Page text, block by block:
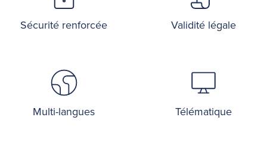
Sécurité renforcée Validité légale
Multi-langues Télématique